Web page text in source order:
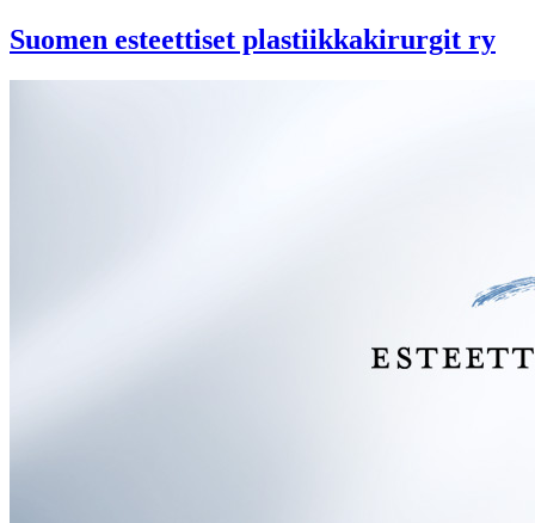
Suomen esteettiset plastiikkakirurgit ry